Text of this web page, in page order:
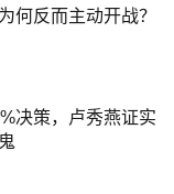
何反而主动开战？
决策，卢秀燕证实